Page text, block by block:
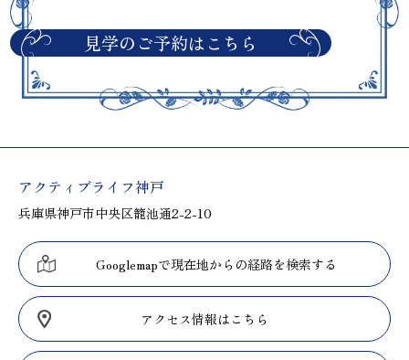
見学のご予約はこちら
アクティブライフ神戸
兵庫県神戸市中央区籠池通2-2-10
Googlemapで現在地からの経路を検索する
アクセス情報はこちら